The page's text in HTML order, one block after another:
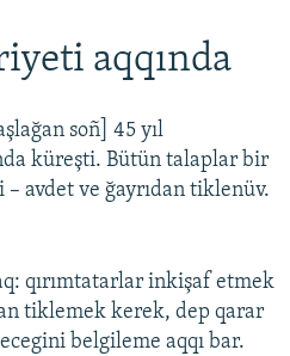
aqqında
soñ] 45 yıl
küreşti. Bütün talaplar bir
– avdet ve ğayrıdan tiklenüv.
qırımtatarlar inkişaf etmek
tiklemek kerek, dep qarar
belgileme aqqı bar.